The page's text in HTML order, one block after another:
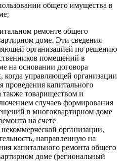
общего имущества в
ремонте общего
доме. Эти сведения
организацией по решению
помещений в
на основании договора
когда управляющей организации
проведения капитального
также товариществом и
случаев формирования
в многоквартирном доме
на счете
организации,
направленную на
капитального ремонта общего
доме (региональный